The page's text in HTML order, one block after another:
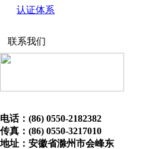
认证体系
联系我们
电话：(86) 0550-2182382
传真：(86) 0550-3217010
地址：安徽省滁州市会峰东